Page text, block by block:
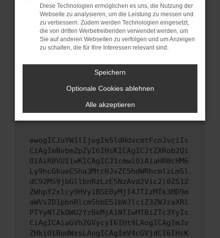
sind.
Veraltete Software birgt nicht nur ein
Sicherheitsrisiko, sondern kann auch dazu
führen, dass bestimmte Funktionen nicht mehr
unterstützt werden.
Wende dich an den Webseitenbetreiber.
Wenn du alle oben genannten Schritte versucht
hast, kontaktiere uns bitte. Wir werden
versuchen, das Problem zu beheben. Du kannst
uns diesen Text schicken, um uns bei der
ewogICJuYW1lIjogIk5ldHdvcmtFcnJvciIs
CiAgImNvbmZpZyI6IHsKICAgICJtZXRob2Qi
OiAiR0VUIiwKICAgICJ1cmwiOiAiaHR0cHM6
Ly9hcGkueC5ha3MtcHJvZC5hdWRhcmlzLm5l
dC92MS9jbGllbnRzLzE5NzAvd2Vic2l0ZS12
ZWhpY2xlcy9HVy1BSE0yMjI4JTIzMTk3MD9m
aWVsZD1pbnRlcm5hbE51bWJlciZ3ZWJzaXRl
PTYyNTZkOWU2YzBkMjA1NTIwMTBiZTc3YyIs
CiAgICAiaGVhZGVycyI6IHt9LAogICAgImJv
ZHkiOiBudWxsLAogICAgImV4cGVjdCI6IHsK
Diese Technologien ermöglichen es uns, die Nutzung der
Webseite zu analysieren, um die Leistung zu messen und
zu verbessern. Zudem werden Technologien eingesetzt,
die von dritten Werbetreibenden verwendet werden, um
Sie auf anderen Webseiten zu verfolgen und um Anzeigen
zu schalten, die für Ihre Interessen relevant sind.
Speichern
Optionale Cookies ablehnen
Alle akzeptieren